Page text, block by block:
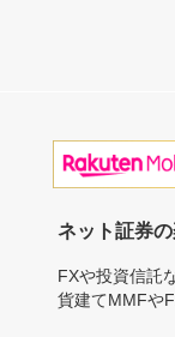
ネット証券
FXや投資信託
貨建てMMFや